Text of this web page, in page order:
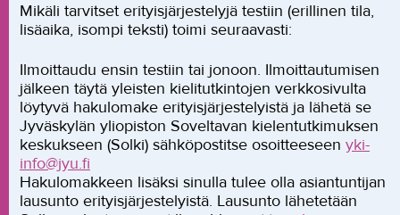
Mikäli tarvitset erityisjärjestelyjä testiin (erillinen tila,
lisäaika, isompi teksti) toimi seuraavasti:
Ilmoittaudu ensin testiin tai jonoon. Ilmoittautumisen
jälkeen täytä yleisten kielitutkintojen verkkosivulta
löytyvä hakulomake erityisjärjestelyistä ja lähetä se
Jyväskylän yliopiston Soveltavan kielentutkimuksen
keskukseen (Solki) sähköpostitse osoitteeseen yki-
info@jyu.fi
Hakulomakkeen lisäksi sinulla tulee olla asiantuntijan
lausunto erityisjärjestelyistä. Lausunto lähetetään